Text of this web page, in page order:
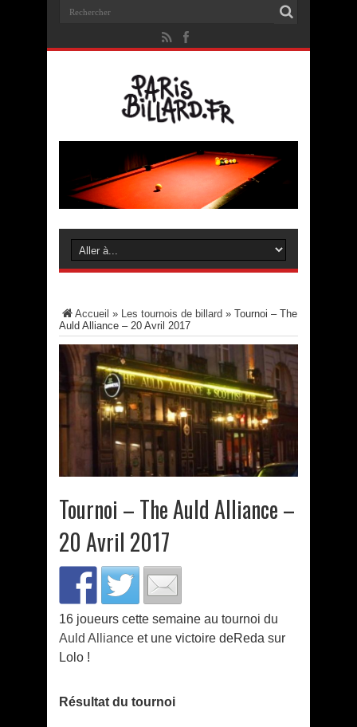
Accueil » Les tournois de billard » Tournoi – The
Auld Alliance – 20 Avril 2017
Tournoi – The Auld Alliance –
20 Avril 2017
16 joueurs cette semaine au tournoi du
Auld Alliance et une victoire deReda sur
Lolo !
Résultat du tournoi